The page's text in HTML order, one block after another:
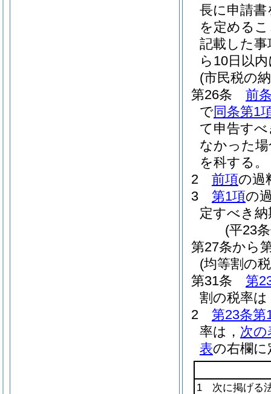
長に申請
を定める
記載した
ら10日以
(市民税の
第26条
前
で同条第1
て申告す
なかった
を科する。
2
前項の過
3
第1項の
定すべき
(平23
第27条から
(均等割の
第31条
第
割の税率
2
第23条第
率は， 次の
表の右欄
1 次に掲げる